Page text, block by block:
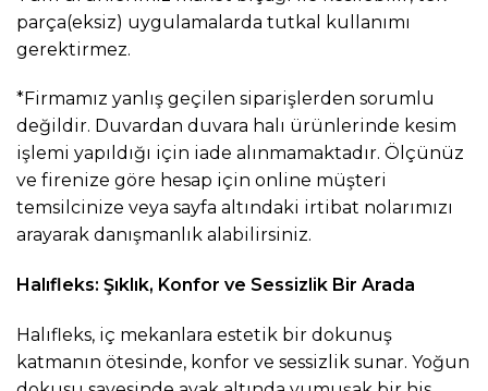
parça(eksiz) uygulamalarda tutkal kullanımı
gerektirmez.
*Firmamız yanlış geçilen siparişlerden sorumlu
değildir. Duvardan duvara halı ürünlerinde kesim
işlemi yapıldığı için iade alınmamaktadır. Ölçünüz
ve firenize göre hesap için online müşteri
temsilcinize veya sayfa altındaki irtibat nolarımızı
arayarak danışmanlık alabilirsiniz.
Halıfleks: Şıklık, Konfor ve Sessizlik Bir Arada
Halıfleks, iç mekanlara estetik bir dokunuş
katmanın ötesinde, konfor ve sessizlik sunar. Yoğun